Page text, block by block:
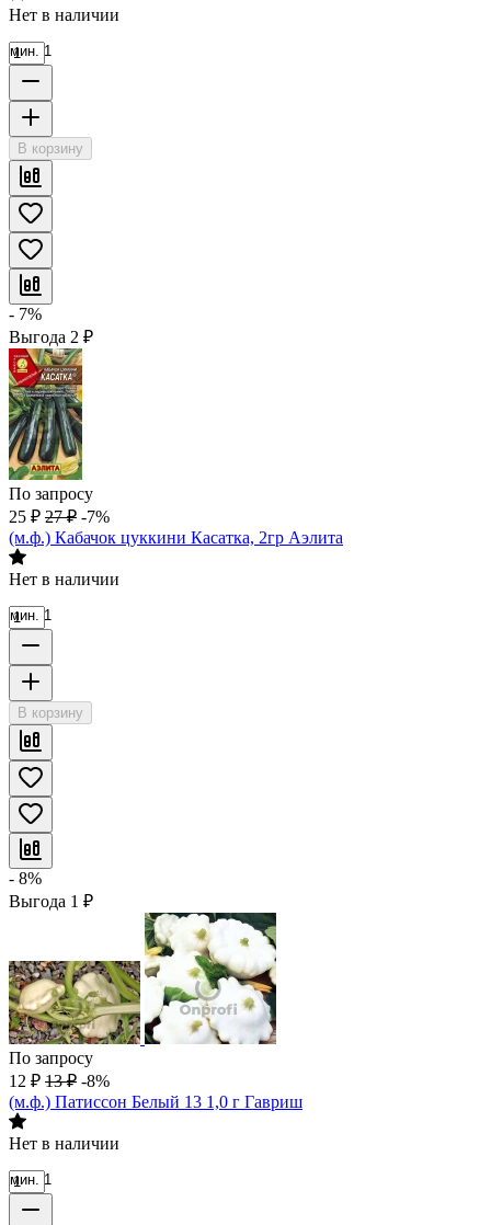
Нет в наличии
мин. 1
В корзину
- 7%
Выгода 2 ₽
По запросу
25 ₽ 27 ₽ -7%
(м.ф.) Кабачок цуккини Касатка, 2гр Аэлита
Нет в наличии
мин. 1
В корзину
- 8%
Выгода 1 ₽
По запросу
12 ₽ 13 ₽ -8%
(м.ф.) Патиссон Белый 13 1,0 г Гавриш
Нет в наличии
мин. 1